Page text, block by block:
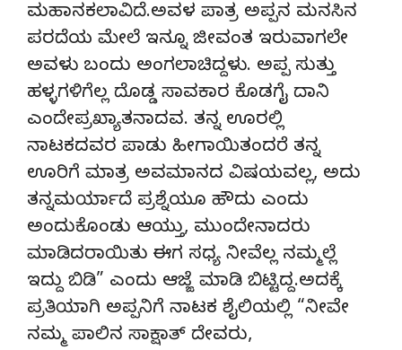
ಮಹಾನಕಲಾವಿದೆ.ಅವಳ ಪಾತ್ರ ಅಪ್ಪನ ಮನಸಿನ
ಪರದೆಯ ಮೇಲೆ ಇನ್ನೂ ಜೀವಂತ ಇರುವಾಗಲೇ
ಅವಳು ಬಂದು ಅಂಗಲಾಚಿದ್ದಳು. ಅಪ್ಪ ಸುತ್ತು
ಹಳ್ಳಗಳಿಗೆಲ್ಲ ದೊಡ್ಡ ಸಾವಕಾರ ಕೊಡಗೈ ದಾನಿ
ಎಂದೇಪ್ರಖ್ಯಾತನಾದವ. ತನ್ನ ಊರಲ್ಲಿ
ನಾಟಕದವರ ಪಾಡು ಹೀಗಾಯಿತಂದರೆ ತನ್ನ
ಊರಿಗೆ ಮಾತ್ರ ಅವಮಾನದ ವಿಷಯವಲ್ಲ, ಅದು
ತನ್ನಮರ್ಯಾದೆ ಪ್ರಶ್ನೆಯೂ ಹೌದು ಎಂದು
ಅಂದುಕೊಂಡು ಆಯ್ತು, ಮುಂದೇನಾದರು
ಮಾಡಿದರಾಯಿತು ಈಗ ಸಧ್ಯ ನೀವೆಲ್ಲ ನಮ್ಮಲ್ಲೆ
ಇದ್ದು ಬಿಡಿ” ಎಂದು ಆಜ್ಙೆ ಮಾಡಿ ಬಿಟ್ಟಿದ್ದ.ಅದಕ್ಕೆ
ಪ್ರತಿಯಾಗಿ ಅಪ್ಪನಿಗೆ ನಾಟಕ ಶೈಲಿಯಲ್ಲಿ “ನೀವೇ
ನಮ್ಮ ಪಾಲಿನ ಸಾಕ್ಷಾತ್ ದೇವರು,